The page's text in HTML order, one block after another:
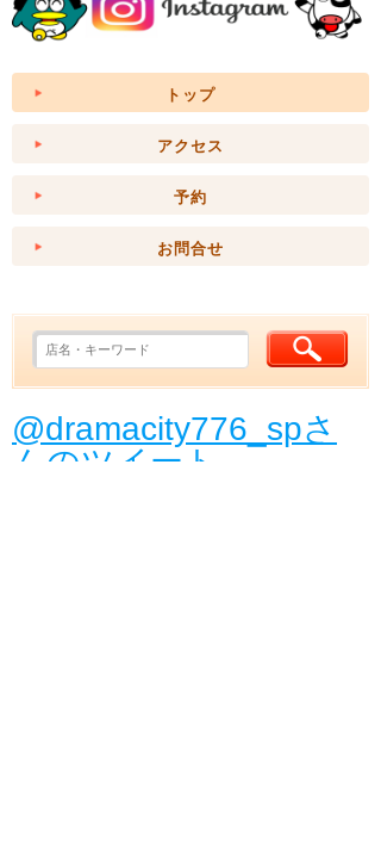
トップ
アクセス
予約
お問合せ
@dramacity776_spさ
んのツイート